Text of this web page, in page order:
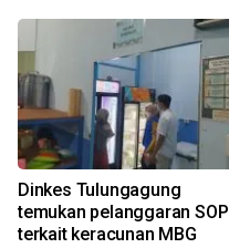
Dinkes Tulungagung
temukan pelanggaran SOP
terkait keracunan MBG